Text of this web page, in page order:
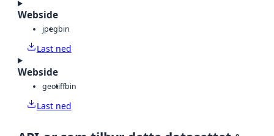
Webside
jpegbin
Last ned
Webside
geotiffbin
Last ned